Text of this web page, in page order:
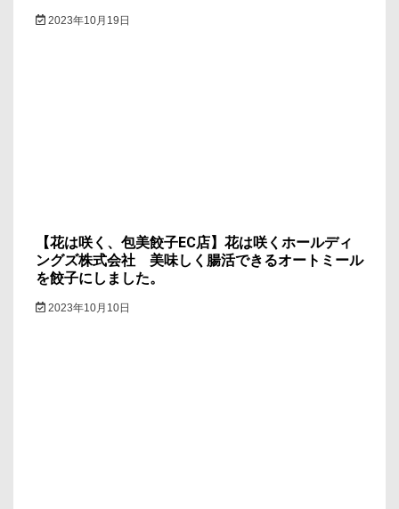
2023年10月19日
【花は咲く、包美餃子EC店】花は咲くホールディ
ングズ株式会社 美味しく腸活できるオートミール
を餃子にしました。
2023年10月10日